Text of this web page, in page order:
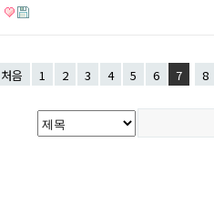
처음 1 2 3 4 5 6 7 8